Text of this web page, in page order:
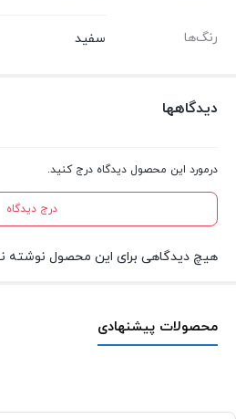
رنگ‌ها سفید
دیدگاهها
درمورد این محصول دیدگاه درج کنید.
درج دیدگاه
هیچ دیدگاهی برای این محصول نوشته
محصولات پیشنهادی